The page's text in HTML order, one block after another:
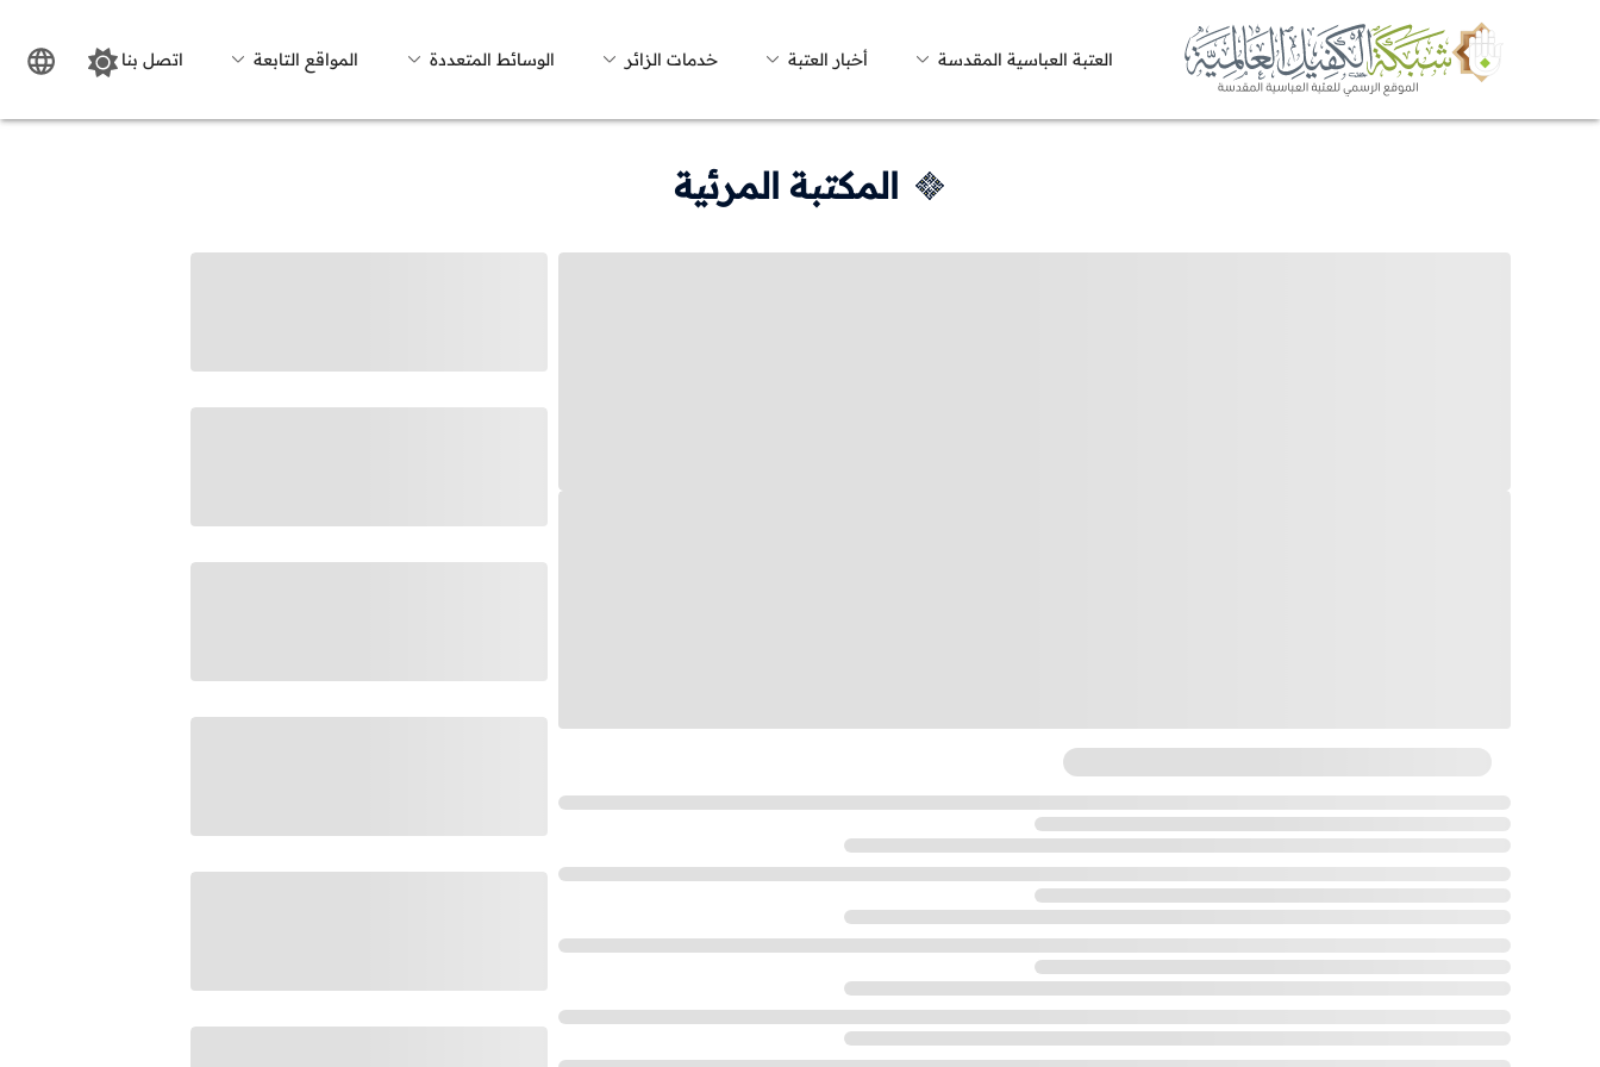
العتبة العباسية المقدسة أخبار العتبة خدمات الزائر الوسائط المتعددة المواقع التابعة اتصل بنا
المكتبة المرئية